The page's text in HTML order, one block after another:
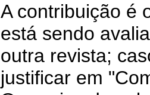
A contribuição é
está sendo
outra revista;
justificar em